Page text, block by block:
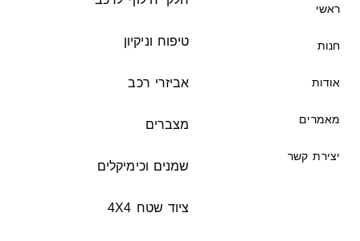
ראשי
חנות
אודות
מאמרים
יצירת קשר
טיפוח וניקיון
אביזרי רכב
מצברים
שמנים וכימיקלים
ציוד שטח 4X4